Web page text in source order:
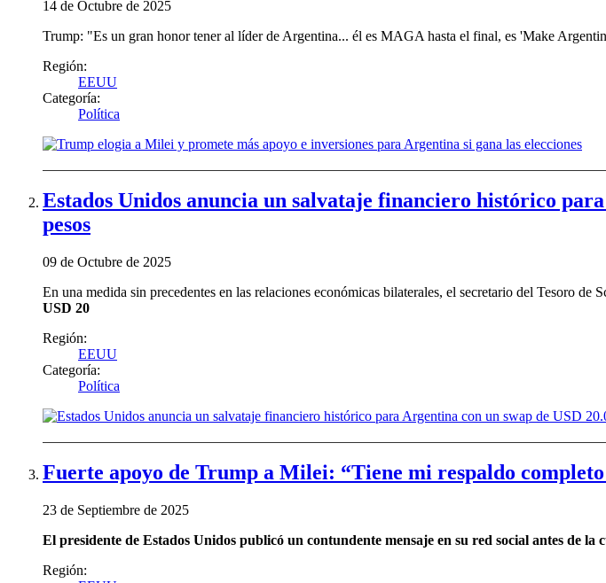
14 de Octubre de 2025
Trump: "Es un gran honor tener al líder de Argentina... él es MAGA hasta el final, es 'Make
Región:
EEUU
Categoría:
Política
Estados Unidos anuncia un salvataje financiero histórico
pesos
09 de Octubre de 2025
En una medida sin precedentes en las relaciones económicas bilaterales, el secretario del Tesoro
USD 20
Región:
EEUU
Categoría:
Política
Fuerte apoyo de Trump a Milei: “Tiene mi respaldo
23 de Septiembre de 2025
El presidente de Estados Unidos publicó un contundente mensaje en su red social antes de
Región: